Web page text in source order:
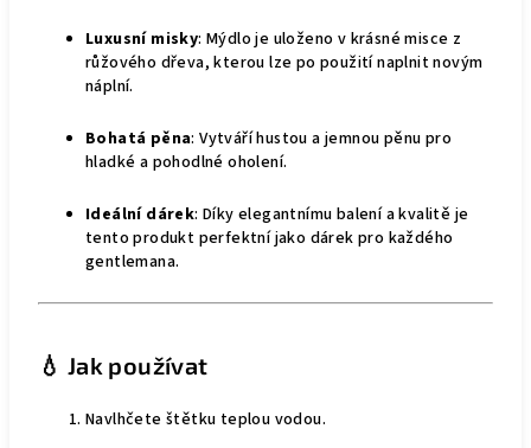
Luxusní misky: Mýdlo je uloženo v krásné misce z
růžového dřeva, kterou lze po použití naplnit novým
náplní.
Bohatá pěna: Vytváří hustou a jemnou pěnu pro
hladké a pohodlné oholení.
Ideální dárek: Díky elegantnímu balení a kvalitě je
tento produkt perfektní jako dárek pro každého
gentlemana.
💧 Jak používat
Navlhčete štětku teplou vodou.